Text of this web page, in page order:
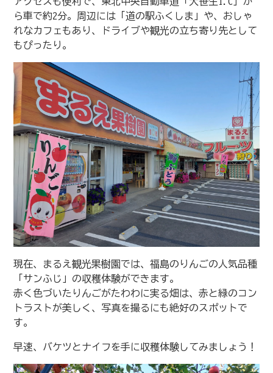
ら車で約2分。周辺には「道の駅ふくしま」や、おしゃ
れなカフェもあり、ドライブや観光の立ち寄り先として
もぴったり。
現在、まるえ観光果樹園では、福島のりんごの人気品種
「サンふじ」の収穫体験ができます。
赤く色づいたりんごがたわわに実る畑は、赤と緑のコン
トラストが美しく、写真を撮るにも絶好のスポットで
す。
早速、バケツとナイフを手に収穫体験してみましょう！